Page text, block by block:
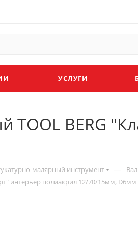
УСЛУГИ
BERG
малярный инструмент —
интерьер полиакрил 12/70/15мм, D6мм